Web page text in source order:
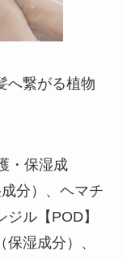
へ繋がる植物
・保湿成
分）、ヘマチ
ル【POD】
湿成分）、